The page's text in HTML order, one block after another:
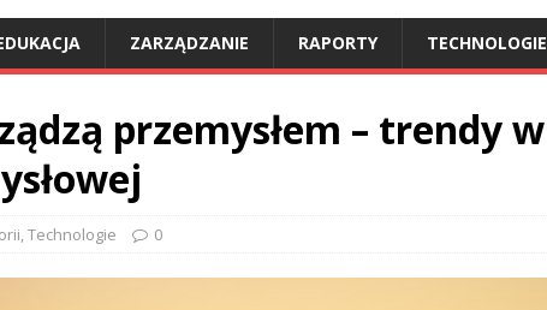
ZARZĄDZANIE RAPORTY TECHNOLOGIE
przemysłem – trendy w
,Technologie 0